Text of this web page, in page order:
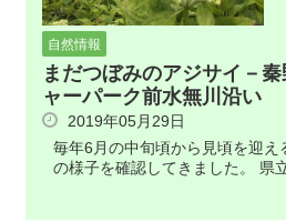
自然情報
まだつぼみのアジサイ－
ャーパーク前水無川沿い
2019年05月29日
毎年6月の中旬頃から見頃を迎え
の様子を確認してきました。 県